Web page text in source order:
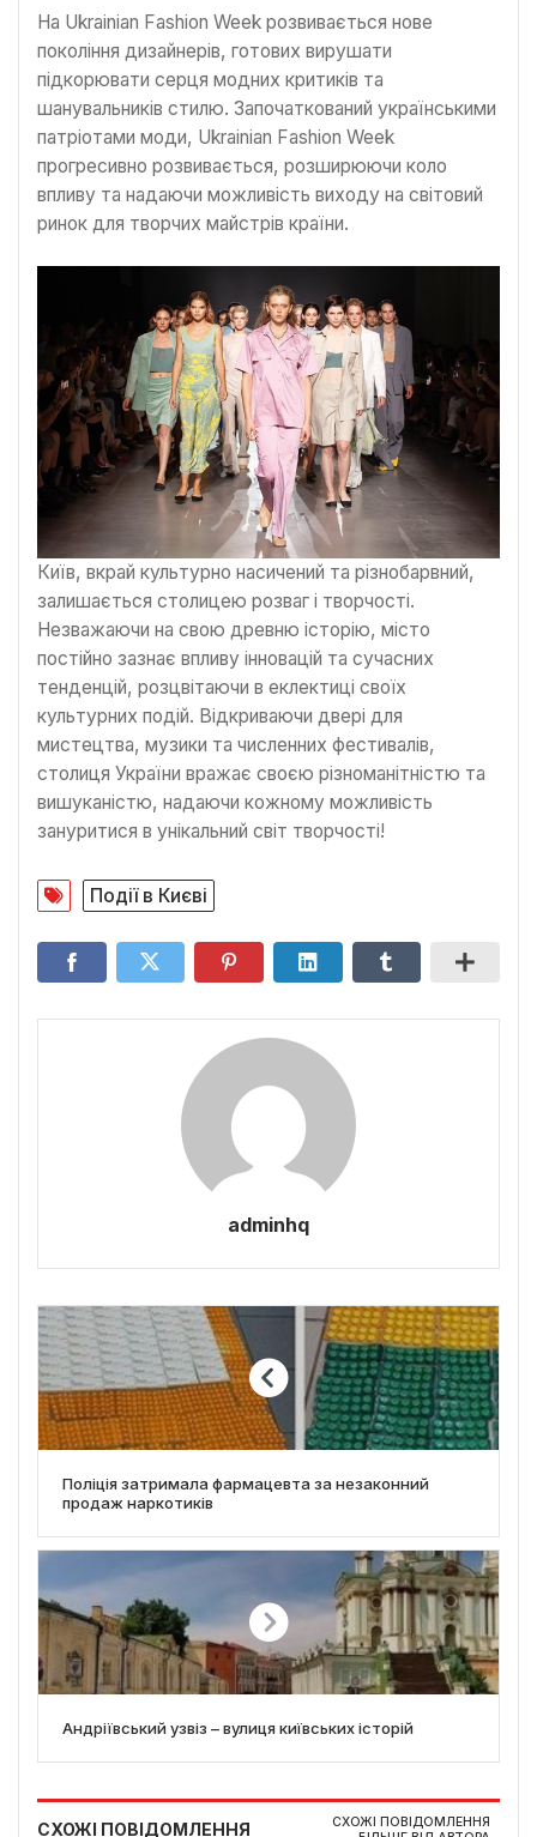
На Ukrainian Fashion Week розвивається нове
покоління дизайнерів, готових вирушати
підкорювати серця модних критиків та
шанувальників стилю. Започаткований українськими
патріотами моди, Ukrainian Fashion Week
прогресивно розвивається, розширюючи коло
впливу та надаючи можливість виходу на світовий
ринок для творчих майстрів країни.
Київ, вкрай культурно насичений та різнобарвний,
залишається столицею розваг і творчості.
Незважаючи на свою древню історію, місто
постійно зазнає впливу інновацій та сучасних
тенденцій, розцвітаючи в еклектиці своїх
культурних подій. Відкриваючи двері для
мистецтва, музики та численних фестивалів,
столиця України вражає своєю різноманітністю та
вишуканістю, надаючи кожному можливість
зануритися в унікальний світ творчості!
Події в Києві
adminhq
Поліція затримала фармацевта за незаконний
продаж наркотиків
Андріївський узвіз – вулиця київських історій
СХОЖІ ПОВІДОМЛЕННЯ
СХОЖІ ПОВІДОМЛЕННЯ